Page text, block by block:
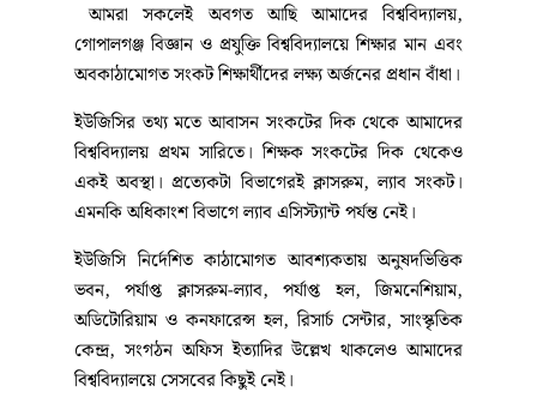
আমরা সকলেই অবগত আছি আমাদের বিশ্ববিদ্যালয়,
গোপালগঞ্জ বিজ্ঞান ও প্রযুক্তি বিশ্ববিদ্যালয়ে শিক্ষার মান এবং
অবকাঠামোগত সংকট শিক্ষার্থীদের লক্ষ্য অর্জনের প্রধান বাঁধা।
ইউজিসির তথ্য মতে আবাসন সংকটের দিক থেকে আমাদের
বিশ্ববিদ্যালয় প্রথম সারিতে। শিক্ষক সংকটের দিক থেকেও
একই অবস্থা। প্রত্যেকটা বিভাগেরই ক্লাসরুম, ল্যাব সংকট।
এমনকি অধিকাংশ বিভাগে ল্যাব এসিস্ট্যান্ট পর্যন্ত নেই।
ইউজিসি নির্দেশিত কাঠামোগত আবশ্যকতায় অনুষদভিত্তিক
ভবন, পর্যাপ্ত ক্লাসরুম-ল্যাব, পর্যাপ্ত হল, জিমনেশিয়াম,
অডিটোরিয়াম ও কনফারেন্স হল, রিসার্চ সেন্টার, সাংস্কৃতিক
কেন্দ্র, সংগঠন অফিস ইত্যাদির উল্লেখ থাকলেও আমাদের
বিশ্ববিদ্যালয়ে সেসবের কিছুই নেই।